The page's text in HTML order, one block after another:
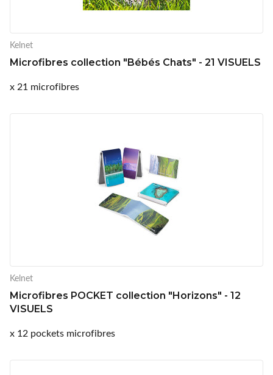
Kelnet
Microfibres collection "Bébés Chats" - 21 VISUELS
x 21 microfibres
Kelnet
Microfibres POCKET collection "Horizons" - 12
VISUELS
x 12 pockets microfibres